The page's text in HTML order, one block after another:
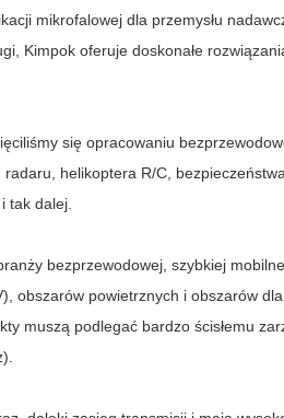
mikrofalowej dla przemysłu
Kimpok oferuje doskonałe
się opracowaniu
helikoptera R/C,
tak dalej.
bezprzewodowej, szybkiej
obszarów powietrznych i obszarów
muszą podlegać bardzo ścisłemu